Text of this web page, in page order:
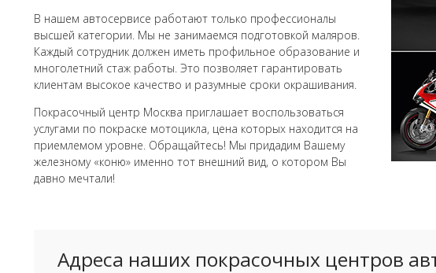
В нашем автосервисе работают только профессионалы
высшей категории. Мы не занимаемся подготовкой маляров.
Каждый сотрудник должен иметь профильное образование и
многолетний стаж работы. Это позволяет гарантировать
клиентам высокое качество и разумные сроки окрашивания.
Покрасочный центр Москва приглашает воспользоваться
услугами по покраске мотоцикла, цена которых находится на
приемлемом уровне. Обращайтесь! Мы придадим Вашему
железному «коню» именно тот внешний вид, о котором Вы
давно мечтали!
Адреса наших покрасочных центров